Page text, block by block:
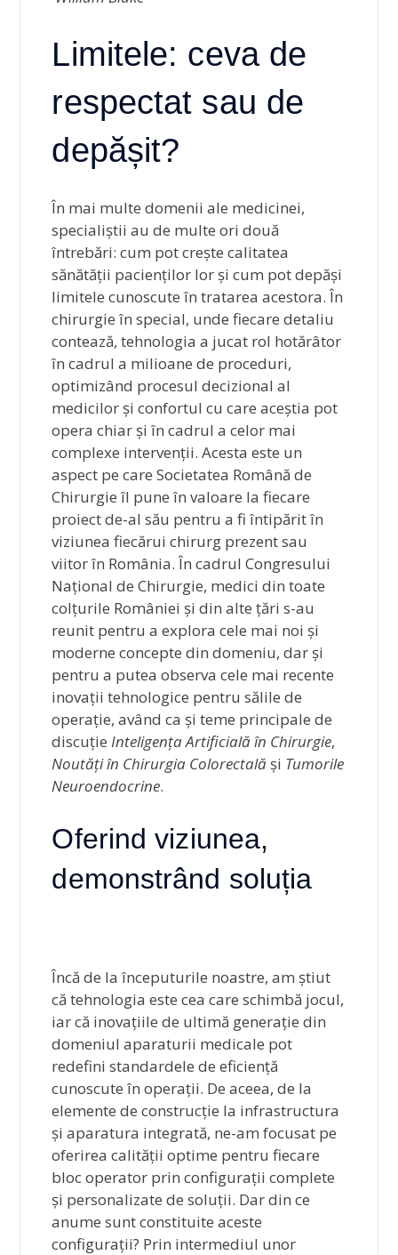
Limitele: ceva de
respectat sau de
depășit?
În mai multe domenii ale medicinei,
specialiștii au de multe ori două
întrebări: cum pot crește calitatea
sănătății pacienților lor și cum pot depăși
limitele cunoscute în tratarea acestora. În
chirurgie în special, unde fiecare detaliu
contează, tehnologia a jucat rol hotărâtor
în cadrul a milioane de proceduri,
optimizând procesul decizional al
medicilor și confortul cu care aceștia pot
opera chiar și în cadrul a celor mai
complexe intervenții. Acesta este un
aspect pe care Societatea Română de
Chirurgie îl pune în valoare la fiecare
proiect de-al său pentru a fi întipărit în
viziunea fiecărui chirurg prezent sau
viitor în România. În cadrul Congresului
Național de Chirurgie, medici din toate
colțurile României și din alte țări s-au
reunit pentru a explora cele mai noi și
moderne concepte din domeniu, dar și
pentru a putea observa cele mai recente
inovații tehnologice pentru sălile de
operație, având ca și teme principale de
discuțieInteligența Artificială în Chirurgie,
Noutăți în Chirurgia Colorectală și Tumorile
Neuroendocrine.
Oferind viziunea,
demonstrând soluția
Încă de la începuturile noastre, am știut
că tehnologia este cea care schimbă jocul,
iar că inovațiile de ultimă generație din
domeniul aparaturii medicale pot
redefini standardele de eficiență
cunoscute în operații. De aceea, de la
elemente de construcție la infrastructura
și aparatura integrată, ne-am focusat pe
oferirea calității optime pentru fiecare
bloc operator prin configurații complete
și personalizate de soluții. Dar din ce
anume sunt constituite aceste
configurații? Prin intermediul unor